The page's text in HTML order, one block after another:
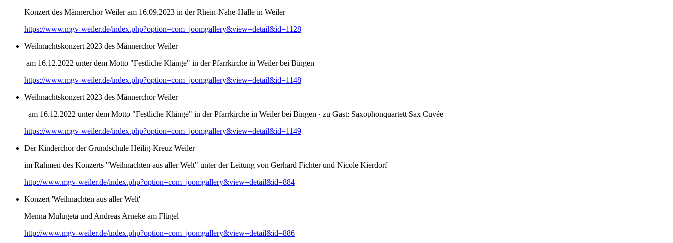
Konzert des Männerchor Weiler am 16.09.2023 in der Rhein-Nahe-Halle in Weiler
https://www.mgv-weiler.de/index.php?option=com_joomgallery&view=detail&id=1128
Weihnachtskonzert 2023 des Männerchor Weiler
am 16.12.2022 unter dem Motto "Festliche Klänge" in der Pfarrkirche in Weiler bei Bingen
https://www.mgv-weiler.de/index.php?option=com_joomgallery&view=detail&id=1148
Weihnachtskonzert 2023 des Männerchor Weiler
am 16.12.2022 unter dem Motto "Festliche Klänge" in der Pfarrkirche in Weiler bei Bingen · zu Gast: Saxophonquartett Sax Cuvée
https://www.mgv-weiler.de/index.php?option=com_joomgallery&view=detail&id=1149
Der Kinderchor der Grundschule Heilig-Kreuz Weiler
im Rahmen des Konzerts "Weihnachten aus aller Welt" unter der Leitung von Gerhard Fichter und Nicole Kierdorf
http://www.mgv-weiler.de/index.php?option=com_joomgallery&view=detail&id=884
Konzert 'Weihnachten aus aller Welt'
Menna Mulugeta und Andreas Arneke am Flügel
http://www.mgv-weiler.de/index.php?option=com_joomgallery&view=detail&id=886